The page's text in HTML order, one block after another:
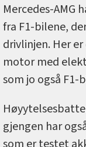
Mercedes-AMG
fra F1-bilene,
drivlinjen. Her
motor med
som jo også F1-
gjengen har